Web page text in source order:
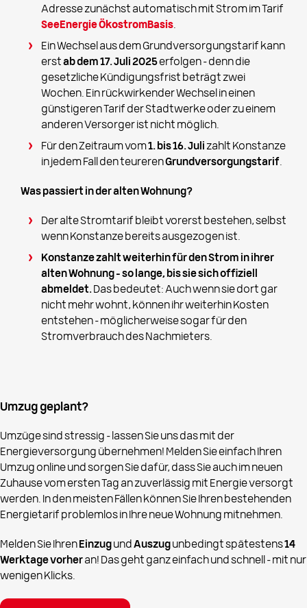
Adresse zunächst automatisch mit Strom im Tarif
SeeEnergie ÖkostromBasis.
Ein Wechsel aus dem Grundversorgungstarif kann
erstab dem 17. Juli 2025erfolgen – denn die
gesetzliche Kündigungsfrist beträgt zwei
Wochen. Ein rückwirkender Wechsel in einen
günstigeren Tarif der Stadtwerke oder zu einem
anderen Versorger ist nicht möglich.
Für den Zeitraum vom1. bis 16. Julizahlt Konstanze
in jedem Fall den teurerenGrundversorgungstarif.
Was passiert in der alten Wohnung?
Der alte Stromtarif bleibt vorerst bestehen, selbst
wenn Konstanze bereits ausgezogen ist.
Konstanze zahlt weiterhin für den Strom in ihrer
alten Wohnung – so lange, bis sie sich offiziell
abmeldet. Das bedeutet: Auch wenn sie dort gar
nicht mehr wohnt, können ihr weiterhin Kosten
entstehen – möglicherweise sogar für den
Stromverbrauch des Nachmieters.
Umzug geplant?
Umzüge sind stressig – lassen Sie uns das mit der
Energieversorgung übernehmen! Melden Sie einfach Ihren
Umzug online und sorgen Sie dafür, dass Sie auch im neuen
Zuhause vom ersten Tag an zuverlässig mit Energie versorgt
werden. In den meisten Fällen können Sie Ihren bestehenden
Energietarif problemlos in Ihre neue Wohnung mitnehmen.
Melden Sie Ihren Einzugund Auszugunbedingt spätestens14
Werktage vorheran! Das geht ganz einfach und schnell – mit nur
wenigen Klicks.